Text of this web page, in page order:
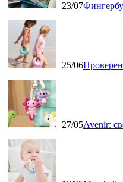
23/07
25/06
27/05Avenir: